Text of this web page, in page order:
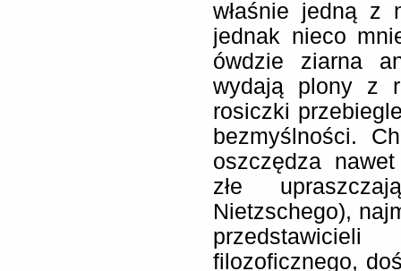
właśnie jedną z
jednak nieco
ówdzie ziarna
wydają plony z
rosiczki
bezmyślności.
oszczędza
złe
Nietzschego),
filozoficznego,